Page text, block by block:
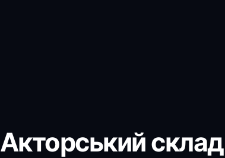
Акторський склад